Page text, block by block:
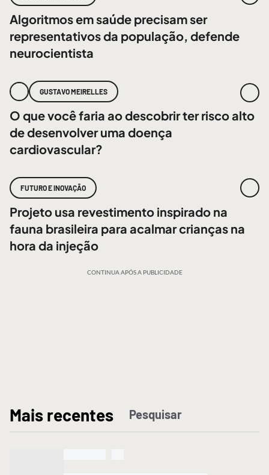
Algoritmos em saúde precisam ser
representativos da população, defende
neurocientista
GUSTAVO MEIRELLES
O que você faria ao descobrir ter risco alto
de desenvolver uma doença
cardiovascular?
FUTURO E INOVAÇÃO
Projeto usa revestimento inspirado na
fauna brasileira para acalmar crianças na
hora da injeção
CONTINUA APÓS A PUBLICIDADE
Mais recentes